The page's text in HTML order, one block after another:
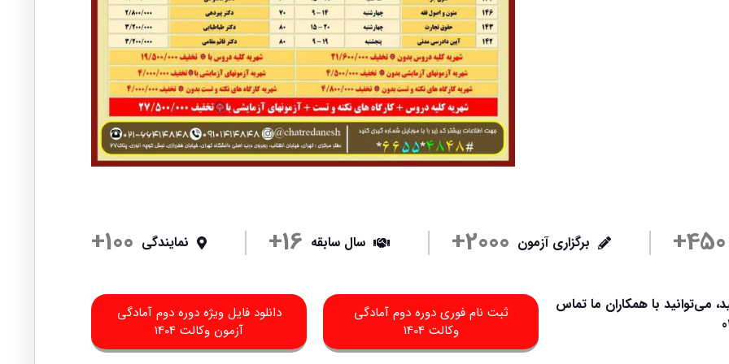
450+ برگزاری آزمون 2000+ سال سابقه 16+ نمایندگی 100+
می‌توانید با همکاران ما تماس
ثبت نام فوری دوره دوم آمادگی
وکالت 1404
دانلود فایل ویژه دوره دوم آمادگی
آزمون وکالت 1404